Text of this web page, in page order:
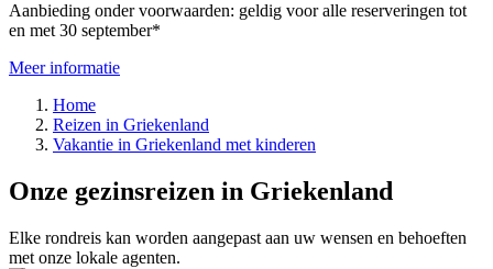
Aanbieding onder voorwaarden: geldig voor alle reserveringen tot
en met 30 september*
Meer informatie
Home
Reizen in Griekenland
Vakantie in Griekenland met kinderen
Onze gezinsreizen in Griekenland
Elke rondreis kan worden aangepast aan uw wensen en behoeften
met onze lokale agenten.